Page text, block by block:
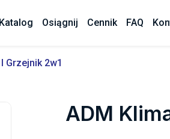
Katalog Osiągnij Cennik FAQ
Grzejnik 2w1
ADM